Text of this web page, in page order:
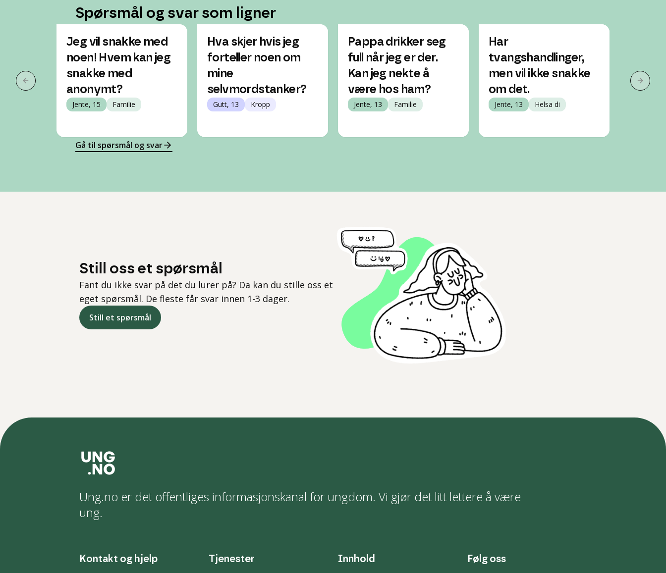
Spørsmål og svar som ligner
Forrige slide
Jeg vil snakke med
noen! Hvem kan jeg
snakke med
anonymt?
Jente, 15 Familie
Hva skjer hvis jeg
forteller noen om
mine
selvmordstanker?
Gutt, 13 Kropp
Pappa drikker seg
full når jeg er der.
Kan jeg nekte å
være hos ham?
Jente, 13 Familie
Har
tvangshandlinger,
men vil ikke snakke
om det.
Jente, 13 Helsa di
prate
Jente, 16
Neste
Gå til spørsmål og svar
Still oss et spørsmål
Fant du ikke svar på det du lurer på? Da kan du stille oss et
eget spørsmål. De fleste får svar innen 1-3 dager.
Still et spørsmål
Ung.no er det offentliges informasjonskanal for ungdom. Vi gjør det litt lettere å være
ung.
Kontakt og hjelp Tjenester Innhold Følg oss